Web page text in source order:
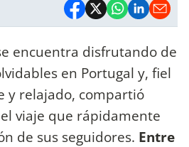
encuentra disfrutando de
en Portugal y, fiel
y relajado, compartió
viaje que rápidamente
de sus seguidores. Entre